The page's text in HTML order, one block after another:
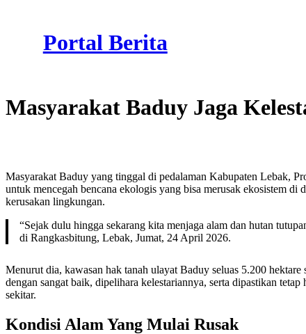
Portal Berita
Masyarakat Baduy Jaga
Masyarakat Baduy yang tinggal di pedalaman Kabupaten Lebak,
untuk mencegah bencana ekologis yang bisa merusak ekosistem
kerusakan lingkungan.
“Sejak dulu hingga sekarang kita menjaga alam dan hutan
di Rangkasbitung, Lebak, Jumat, 24 April 2026.
Menurut dia, kawasan hak tanah ulayat Baduy seluas 5.200
dengan sangat baik, dipelihara kelestariannya, serta dipastikan
sekitar.
Kondisi Alam Yang Mulai Rusak